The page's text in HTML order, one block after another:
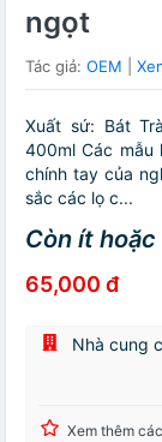
ngọt
Tác giả: OEM
Xuất sứ: Bát
400ml Các mẫu
chính tay của
sắc các lọ c...
Còn ít
65,000 đ
Nhà cung
Xem thêm